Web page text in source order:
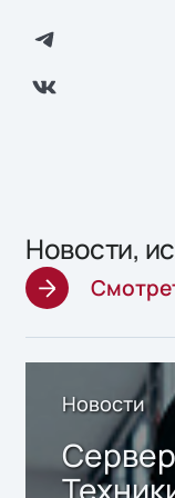
Новости,
Новости